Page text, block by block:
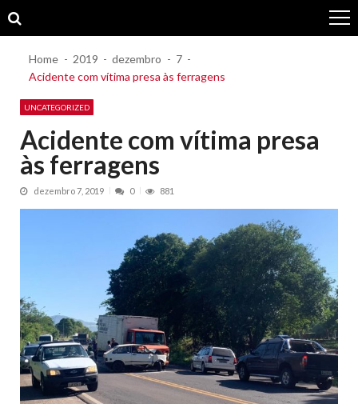
to
to
Home 2019 dezembro
7
Acidente com vítima presa às ferragens
UNCATEGORIZED
Acidente com vítima presa
às ferragens
dezembro 7, 2019 0 881